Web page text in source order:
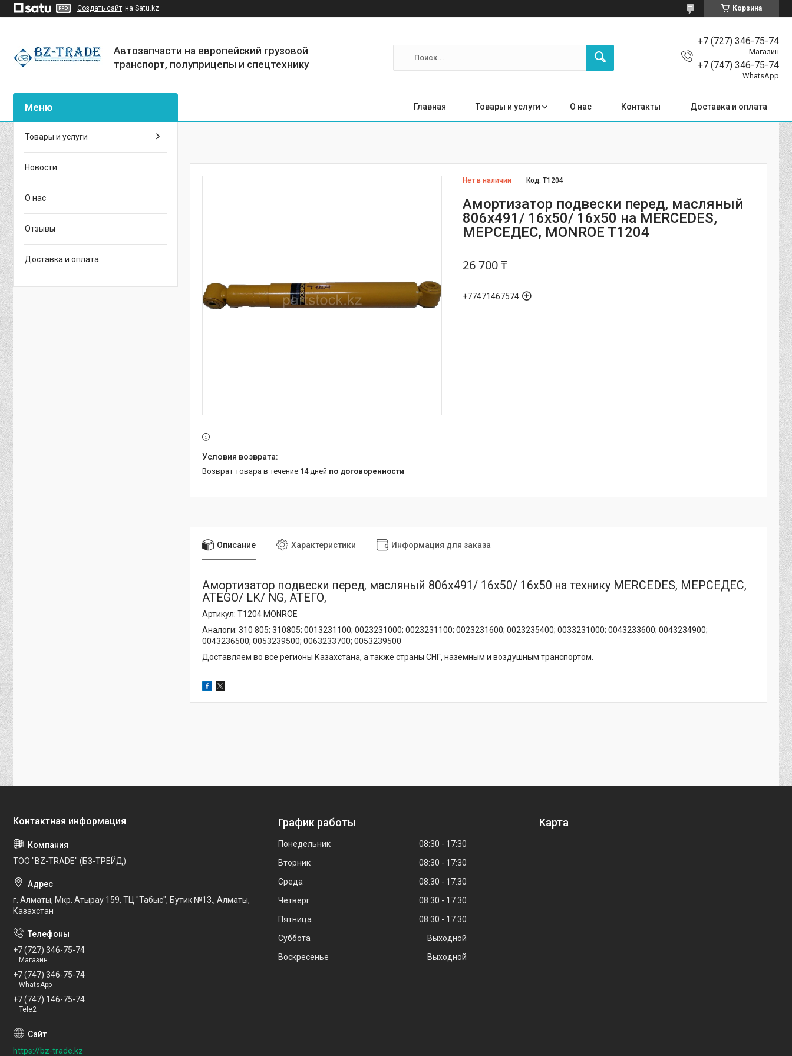
Создать сайт на Satu.kz Корзина
Автозапчасти на европейский грузовой
транспорт, полуприцепы и спецтехнику
+7 (727) 346-75-74
Магазин
+7 (747) 346-75-74
WhatsApp
Главная Товары и услуги О нас Контакты Доставка и оплата
Нет в наличии Код:T1204
Амортизатор подвески перед, масляный
806x491/ 16x50/ 16x50 на MERCEDES,
МЕРСЕДЕС, MONROE T1204
26 700 ₸
+77471467574
возврат товара в течение 14 дней по договоренности
Описание Характеристики Информация для заказа
Амортизатор подвески перед, масляный 806x491/ 16x50/ 16x50 на технику MERCEDES, МЕРСЕДЕС,
ATEGO/ LK/ NG, АТЕГО,
Артикул: T1204 MONROE
Аналоги: 310 805; 310805; 0013231100; 0023231000; 0023231100; 0023231600; 0023235400; 0033231000; 0043233600; 0043234900;
0043236500; 0053239500; 0063233700; 0053239500
Доставляем во все регионы Казахстана, а также страны СНГ, наземным и воздушным транспортом.
Товары и услуги
Новости
О нас
Отзывы
Доставка и оплата
ТОО "BZ-TRADE" (БЗ-ТРЕЙД)
г. Алматы, Мкр. Атырау 159, ТЦ "Табыс", Бутик №13., Алматы,
Казахстан
+7 (727) 346-75-74
Магазин
+7 (747) 346-75-74
WhatsApp
+7 (747) 146-75-74
Tele2
https://bz-trade.kz
График работы
Понедельник 08:30
17:30
Вторник
08:30
17:30
Среда
08:30
17:30
Четверг
08:30
17:30
Пятница
08:30
17:30
Суббота
Выходной
Воскресенье
Выходной
Карта